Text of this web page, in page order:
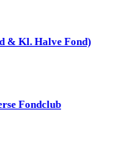
& Kl. Halve Fond)
Fondclub